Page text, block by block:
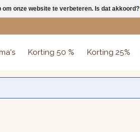
Korting 50 % Korting 25%
om onze website te verbeteren. Is dat akkoord?